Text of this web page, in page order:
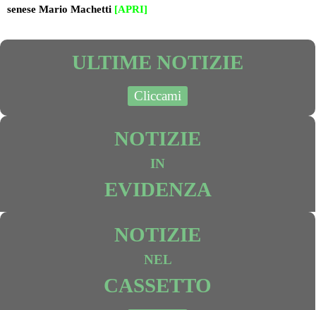
senese Mario Machetti [APRI]
ULTIME NOTIZIE
Cliccami
NOTIZIE
IN
EVIDENZA
NOTIZIE
NEL
CASSETTO